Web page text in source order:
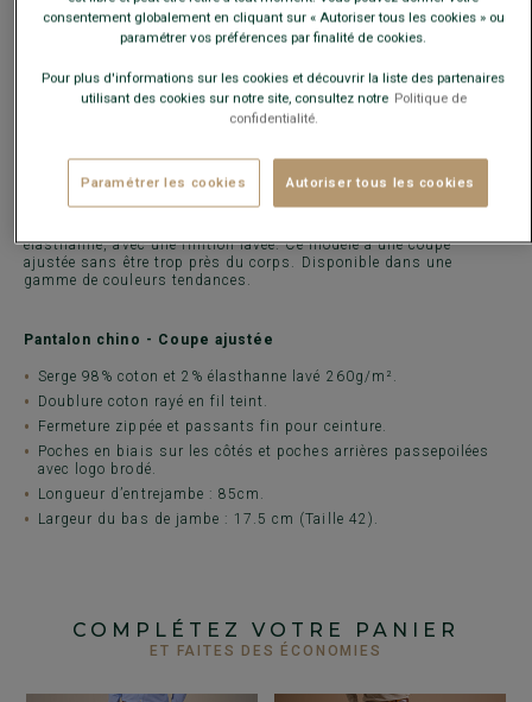
(commandez avant 14h)
pantalon chino hommeindispensable pour un look casual
chic la semaine ou décontracté le week-end.
élasthanne, avec une finition lavée. Ce modèle a une coupe
ajustée sans être trop près du corps. Disponible dans une
gamme de couleurs tendances.
Pantalon chino - Coupe ajustée
Serge 98% coton et 2% élasthanne lavé 260g/m².
Doublure coton rayé en fil teint.
Fermeture zippée et passants fin pour ceinture.
Poches en biais sur les côtés et poches arrières passepoilées
avec logo brodé.
Longueur d’entrejambe : 85cm.
Largeur du bas de jambe : 17.5 cm (Taille 42).
COMPLÉTEZ VOTRE PANIER
ET FAITES DES ÉCONOMIES
consentement globalement en cliquant sur « Autoriser tous les cookies » ou
paramétrer vos préférences par finalité de cookies.
Pour plus d'informations sur les cookies et découvrir la liste des partenaires
utilisant des cookies sur notre site, consultez notre Politique de
confidentialité.
Paramétrer les cookies Autoriser tous les cookies